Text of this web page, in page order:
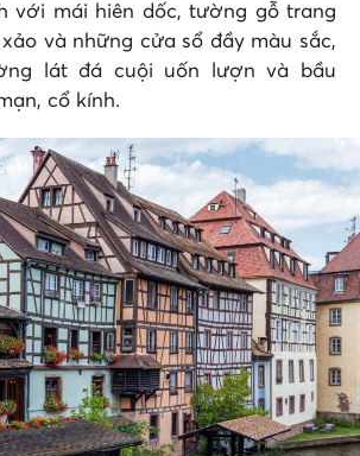
với mái hiên dốc, tường gỗ trang
và những cửa sổ đầy màu sắc,
lát đá cuội uốn lượn và bầu
cổ kính.